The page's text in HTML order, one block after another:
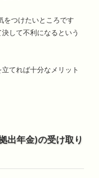
をつけたいところです
して不利になるという
てれば十分なメリット
出年金)の受け取り